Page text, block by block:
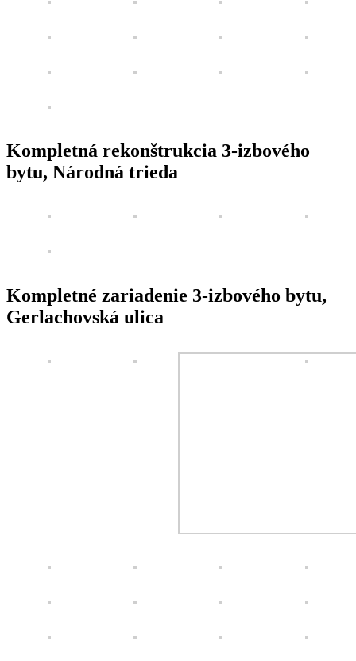
Kompletná rekonštrukcia 3-izbového
bytu, Národná trieda
Kompletné zariadenie 3-izbového bytu,
Gerlachovská ulica